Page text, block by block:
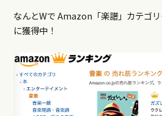
なんとWで Amazon「楽譜」カテゴ
に獲得中！